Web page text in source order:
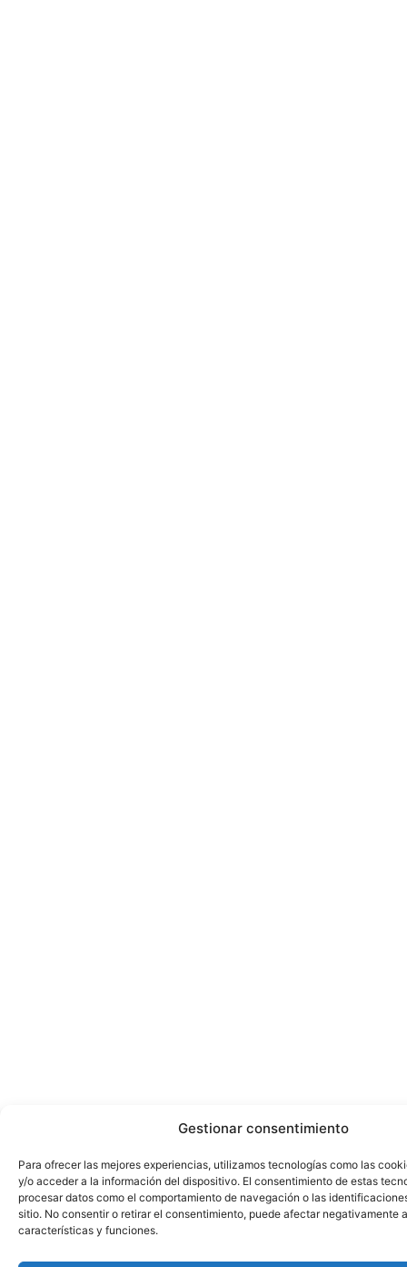
Gestionar consentimiento
Para ofrecer las mejores experiencias, utilizamos tecnologías como las
y/o acceder a la información del dispositivo. El consentimiento de estas
procesar datos como el comportamiento de navegación o las
sitio. No consentir o retirar el consentimiento, puede afectar negativamente
características y funciones.